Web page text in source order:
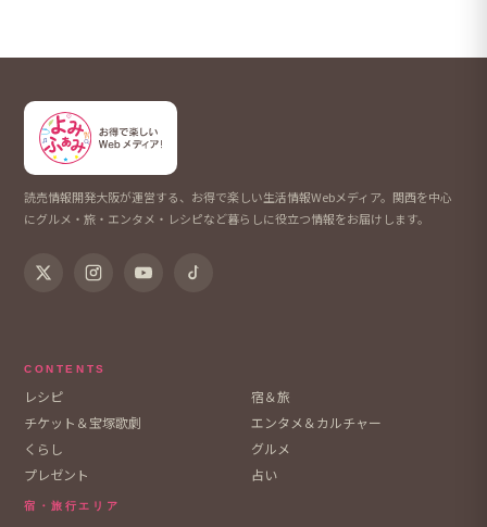
読売情報開発大阪が運営する、お得で楽しい生活情報Webメディア。関西を中心
にグルメ・旅・エンタメ・レシピなど暮らしに役立つ情報をお届けします。
CONTENTS
レシピ
宿＆旅
チケット＆宝塚歌劇
エンタメ＆カルチャー
くらし
グルメ
プレゼント
占い
宿・旅行エリア